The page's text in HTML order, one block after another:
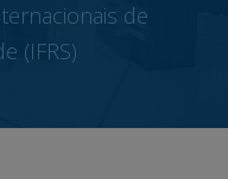
de
(IFRS)